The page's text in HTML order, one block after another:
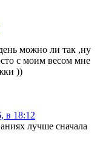
можно ли так ,ну
с моим весом мне
))
в 18:12
лучше сначала